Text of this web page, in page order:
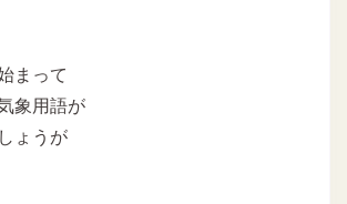
まって
象用語が
ょうが